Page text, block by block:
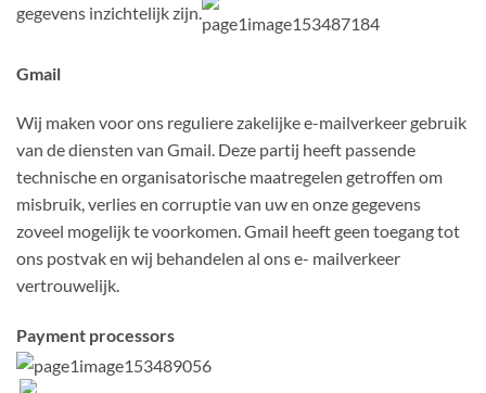
gegevens inzichtelijk zijn.
Gmail
Wij maken voor ons reguliere zakelijke e-mailverkeer gebruik
van de diensten van Gmail. Deze partij heeft passende
technische en organisatorische maatregelen getroffen om
misbruik, verlies en corruptie van uw en onze gegevens
zoveel mogelijk te voorkomen. Gmail heeft geen toegang tot
ons postvak en wij behandelen al ons e- mailverkeer
vertrouwelijk.
Payment processors